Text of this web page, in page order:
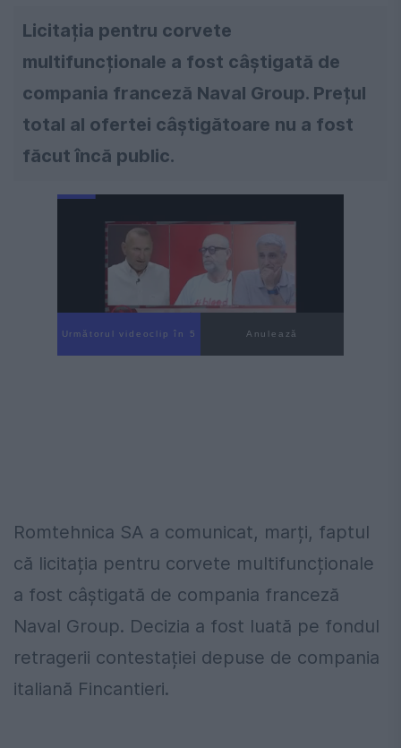
Licitația pentru corvete
multifuncționale a fost câștigată de
compania franceză Naval Group. Prețul
total al ofertei câștigătoare nu a fost
făcut încă public.
Următorul videoclip în 4 Anulează
Romtehnica SA a comunicat, marți, faptul
că licitația pentru corvete multifuncționale
a fost câștigată de compania franceză
Naval Group. Decizia a fost luată pe fondul
retragerii contestației depuse de compania
italiană Fincantieri.